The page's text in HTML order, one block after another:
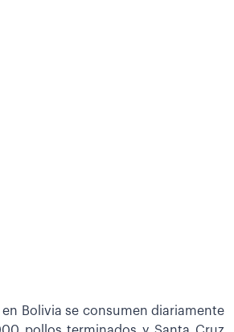
Bolivia se consumen diariamente